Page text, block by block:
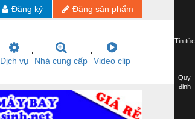
Đăng sản phẩm
Đăng ký
Dịch vụ Nhà cung cấp Video clip
Tin tức
Quy
định